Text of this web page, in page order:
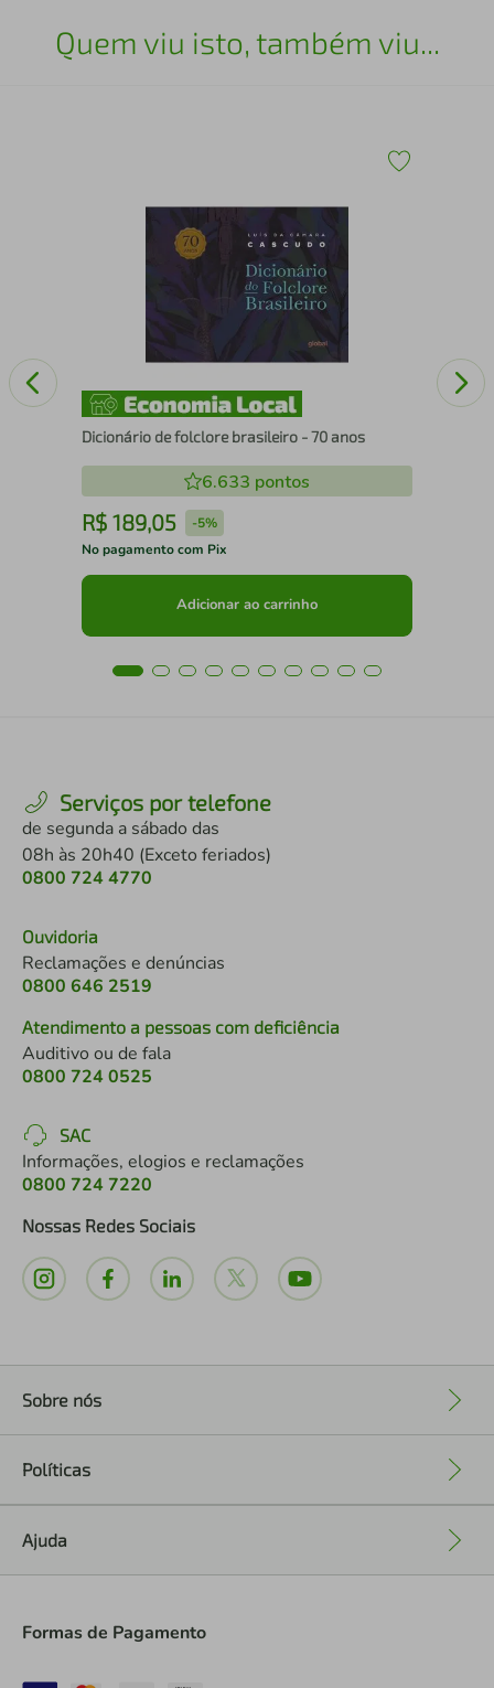
Quem viu isto, também viu...
Dicionário de folclore brasileiro - 70 anos
6.633 pontos
R$ 189,05 -5%
No pagamento com Pix
Adicionar ao carrinho
Serviços por telefone
de segunda a sábado das
08h às 20h40 (Exceto feriados)
0800 724 4770
Ouvidoria
Reclamações e denúncias
0800 646 2519
Atendimento a pessoas com deficiência
Auditivo ou de fala
0800 724 0525
SAC
Informações, elogios e reclamações
0800 724 7220
Nossas Redes Sociais
Sobre nós
Políticas
Ajuda
Formas de Pagamento